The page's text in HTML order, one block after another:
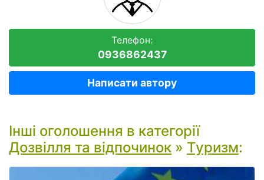
Телефон:
0936862437
Написати автору
Інші оголошення в категорії
Дозвілля та відпочинок » Туризм: